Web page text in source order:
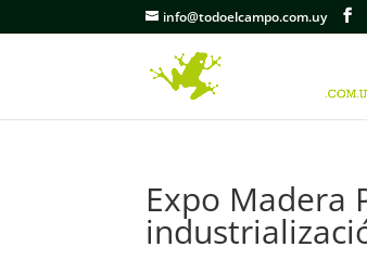
info@todoelcampo.com.uy
Expo Madera